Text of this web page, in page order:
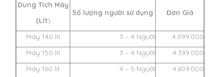
Dung Tích Máy
(Lít)
Số lượng người sử dụng Đơn Giá
Máy 140 lít 3 – 4 Người
4.099.000
Máy 150 lít
3 – 4 Người
4.399.000
Máy 160 lít
4 – 5 Người 4.609.000